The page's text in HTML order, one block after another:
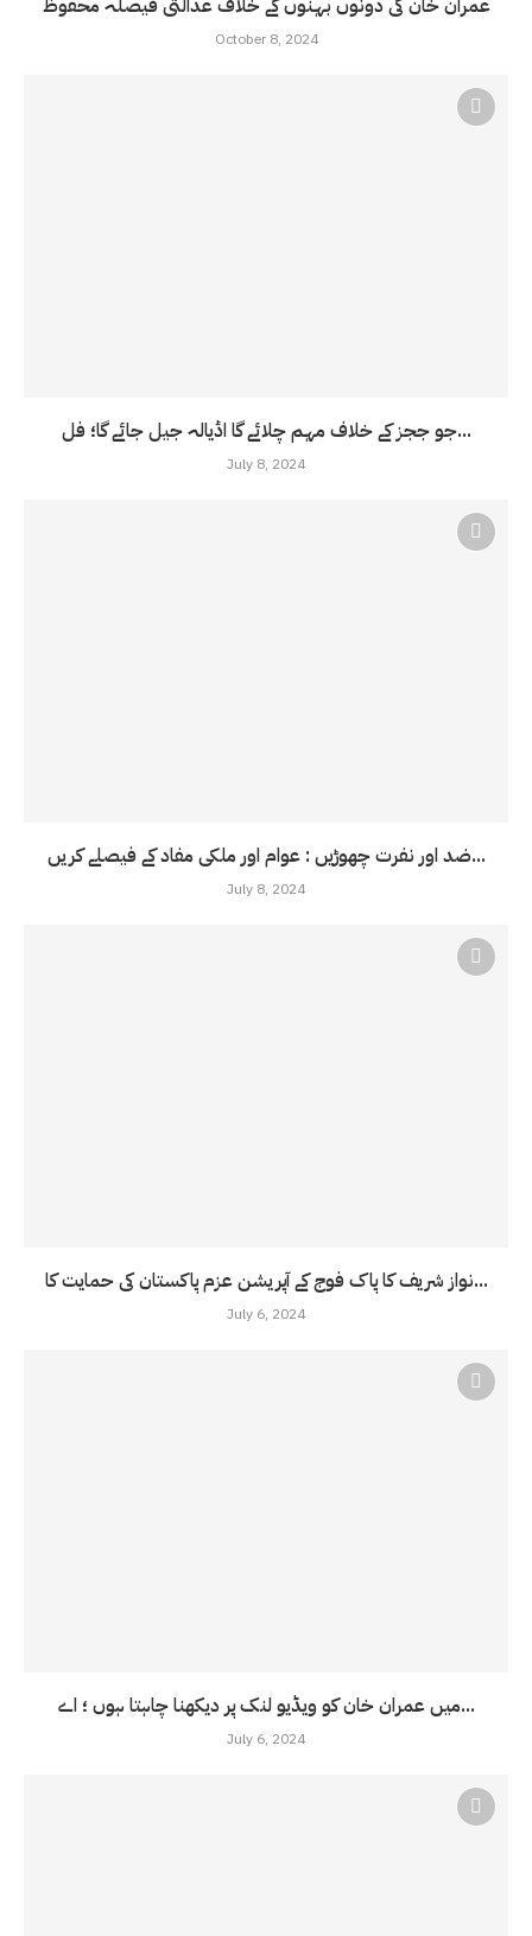
عمران خان کی دونوں بہنوں کے خلاف عدالتی فیصلہ محفوظ
October 8, 2024
جو ججز کے خلاف مہم چلائے گا اڈیالہ جیل جائے گا؛ فل...
July 8, 2024
ضد اور نفرت چھوڑیں : عوام اور ملکی مفاد کے فیصلے کریں...
July 8, 2024
نواز شریف کا پاک فوج کے آپریشن عزم پاکستان کی حمایت کا...
July 6, 2024
میں عمران خان کو ویڈیو لنک پر دیکھنا چاہتا ہوں ؛ اے...
July 6, 2024